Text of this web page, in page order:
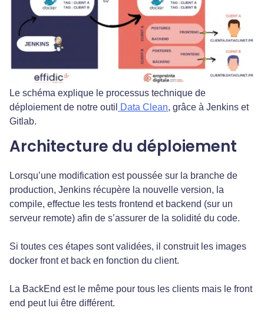
Le schéma explique le processus technique de
déploiement de notre outil
Data Clean, grâce à Jenkins et
Gitlab.
Architecture du déploiement
Lorsqu’une modification est poussée sur la branche de
production, Jenkins récupère la nouvelle version, la
compile, effectue les tests frontend et backend (sur un
serveur remote) afin de s’assurer de la solidité du code.
Si toutes ces étapes sont validées, il construit les images
docker front et back en fonction du client.
La BackEnd est le même pour tous les clients mais le front
end peut lui être différent.